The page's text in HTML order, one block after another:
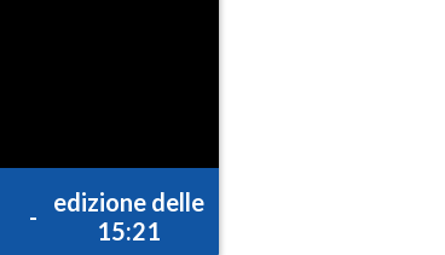
-
edizione delle
15:21